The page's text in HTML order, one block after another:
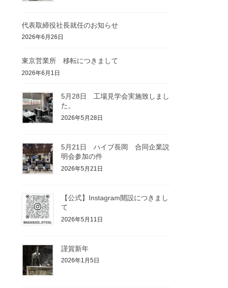
代表取締役社長就任のお知らせ
2026年6月26日
東京営業所 移転につきまして
2026年6月1日
5月28日 工場見学会実施致しまし
た。
2026年5月28日
5月21日 ハイブ長岡 合同企業説
明会参加の件
2026年5月21日
【公式】Instagram開設につきまし
て
2026年5月11日
謹賀新年
2026年1月5日